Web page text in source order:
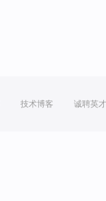
技术博客 诚聘英才